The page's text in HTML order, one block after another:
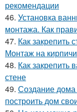
рекомендации
46. Установка
монтажа. Как
47. Как закрепить
Монтаж на кирпичи
48. Как закрепить
стене
49. Создание дома
построить дом